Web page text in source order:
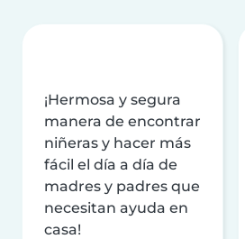
¡Hermosa y segura
manera de encontrar
niñeras y hacer más
fácil el día a día de
madres y padres que
necesitan ayuda en
casa!